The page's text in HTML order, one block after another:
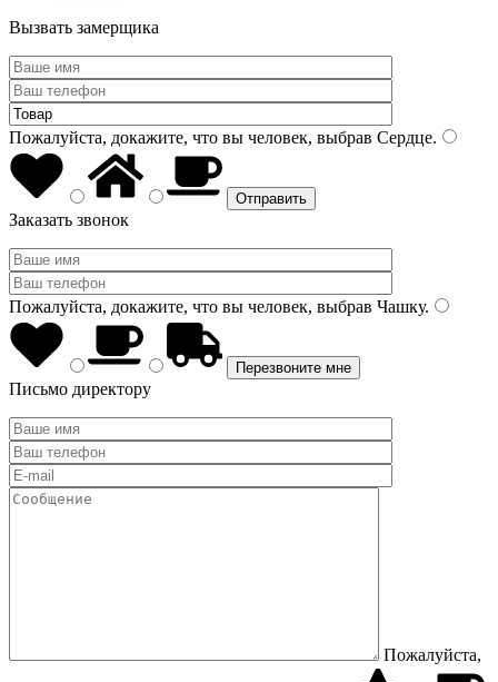
Вызвать замерщика
Пожалуйста, докажите, что вы человек, выбрав Сердце.
Заказать звонок
Пожалуйста, докажите, что вы человек, выбрав Чашку.
Письмо директору
Пожалуйста,